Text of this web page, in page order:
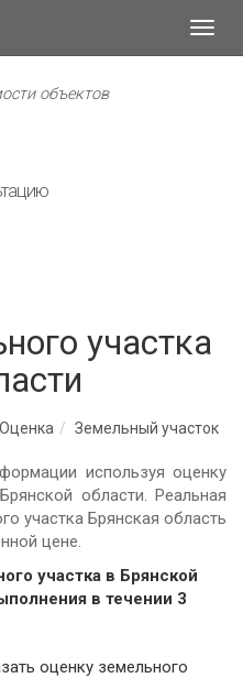
объектов
участка
Оценка Земельный участок
используя оценку
области. Реальная
участка Брянская область
цене.
участка в Брянской
в течении 3